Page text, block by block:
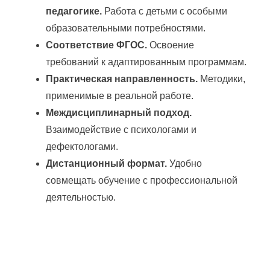
педагогике. Работа с детьми с особыми
образовательными потребностями.
Соответствие ФГОС. Освоение
требований к адаптированным программам.
Практическая направленность. Методики,
применимые в реальной работе.
Междисциплинарный подход.
Взаимодействие с психологами и
дефектологами.
Дистанционный формат. Удобно
совмещать обучение с профессиональной
деятельностью.